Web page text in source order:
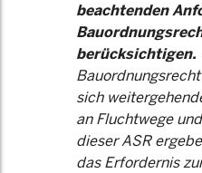
beachtenden
berücksichtigen.
sich
an Fluchtwege
dieser ASR
das Erfordernis